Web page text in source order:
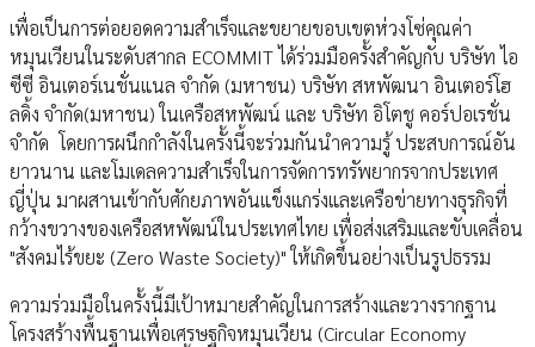
เพื่อเป็นการต่อยอดความสำเร็จและขยายขอบเขตห่วงโซ่คุณค่า
หมุนเวียนในระดับสากล ECOMMIT ได้ร่วมมือครั้งสำคัญกับ บริษัท ไอ
ซีซี อินเตอร์เนชั่นแนล จำกัด (มหาชน) บริษัท สหพัฒนา อินเตอร์โฮ
ลดิ้ง จำกัด(มหาชน) ในเครือสหพัฒน์ และ บริษัท อิโตชู คอร์ปอเรชั่น
จำกัด โดยการผนึกกำลังในครั้งนี้จะร่วมกันนำความรู้ ประสบการณ์อัน
ยาวนาน และโมเดลความสำเร็จในการจัดการทรัพยากรจากประเทศ
ญี่ปุ่น มาผสานเข้ากับศักยภาพอันแข็งแกร่งและเครือข่ายทางธุรกิจที่
กว้างขวางของเครือสหพัฒน์ในประเทศไทย เพื่อส่งเสริมและขับเคลื่อน
"สังคมไร้ขยะ (Zero Waste Society)" ให้เกิดขึ้นอย่างเป็นรูปธรรม
ความร่วมมือในครั้งนี้มีเป้าหมายสำคัญในการสร้างและวางรากฐาน
โครงสร้างพื้นฐานเพื่อเศรษฐกิจหมุนเวียน (Circular Economy